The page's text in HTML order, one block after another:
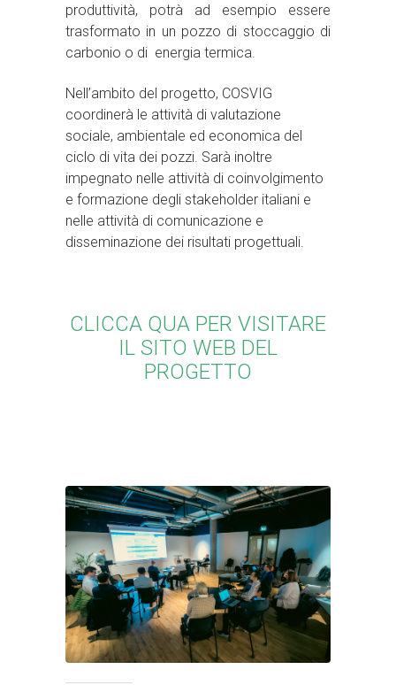
produttività, potrà ad esempio essere
trasformato in un pozzo di stoccaggio di
carbonio o di energia termica.
Nell’ambito del progetto, COSVIG
coordinerà le attività di valutazione
sociale, ambientale ed economica del
ciclo di vita dei pozzi. Sarà inoltre
impegnato nelle attività di coinvolgimento
e formazione degli stakeholder italiani e
nelle attività di comunicazione e
disseminazione dei risultati progettuali.
CLICCA QUA PER VISITARE
IL SITO WEB DEL
PROGETTO